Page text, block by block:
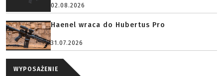
02.08.2026
Haenel wraca do Hubertus Pro
31.07.2026
WYPOSAŻENIE